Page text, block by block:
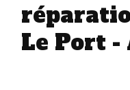
Le Port -